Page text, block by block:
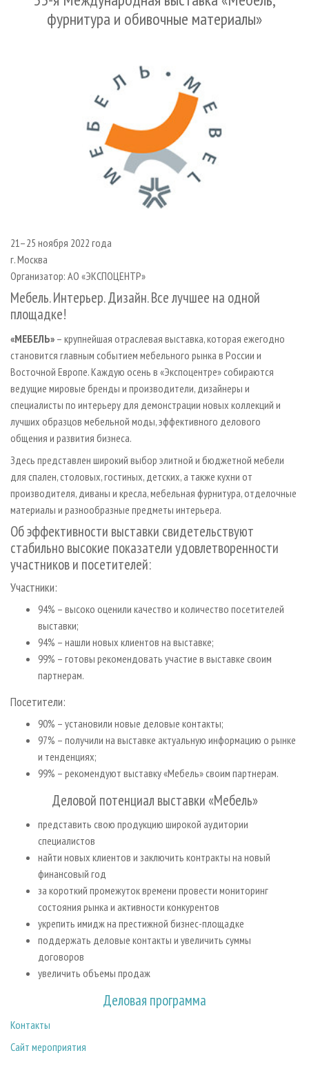
СУШКА ДРЕВЕСИНЫ
ПРОИЗВОДСТВО ДРЕВЕСНЫХ ПЛИТ
ПРОИЗВОДСТВО МЕБЕЛИ
БИОЭНЕРГЕТИКА
ИНСТРУМЕНТ И МАТЕРИАЛЫ
ПЕРСОНЫ
МОБИЛЬНЫЕ ВЫСТАВКИ
ПРИОРИТЕТНЫЕ ИНВЕСТПРОЕКТЫ
RUSSIAN FORESTRY REVIEW
ГАЗЕТА ЛЕСПРОМФОРУМ
БИБЛИОТЕКА СПЕЦИАЛИСТА
КОНТАКТЫ
РЕКЛАМА
фурнитура и обивочные материалы»
21–25 ноября 2022 года
г. Москва
Организатор: АО «ЭКСПОЦЕНТР»
Мебель. Интерьер. Дизайн. Все лучшее на одной
площадке!
«МЕБЕЛЬ» – крупнейшая отраслевая выставка, которая ежегодно
становится главным событием мебельного рынка в России и
Восточной Европе. Каждую осень в «Экспоцентре» собираются
ведущие мировые бренды и производители, дизайнеры и
специалисты по интерьеру для демонстрации новых коллекций и
лучших образцов мебельной моды, эффективного делового
общения и развития бизнеса.
Здесь представлен широкий выбор элитной и бюджетной мебели
для спален, столовых, гостиных, детских, а также кухни от
производителя, диваны и кресла, мебельная фурнитура, отделочные
материалы и разнообразные предметы интерьера.
Об эффективности выставки свидетельствуют
стабильно высокие показатели удовлетворенности
участников и посетителей:
Участники:
94% – высоко оценили качество и количество посетителей
выставки;
94% – нашли новых клиентов на выставке;
99% – готовы рекомендовать участие в выставке своим
партнерам.
Посетители:
90% – установили новые деловые контакты;
97% – получили на выставке актуальную информацию о рынке
и тенденциях;
99% – рекомендуют выставку «Мебель» своим партнерам.
Деловой потенциал выставки «Мебель»
представить свою продукцию широкой аудитории
специалистов
найти новых клиентов и заключить контракты на новый
финансовый год
за короткий промежуток времени провести мониторинг
состояния рынка и активности конкурентов
укрепить имидж на престижной бизнес-площадке
поддержать деловые контакты и увеличить суммы
договоров
увеличить объемы продаж
Деловая программа
Контакты
Сайт мероприятия